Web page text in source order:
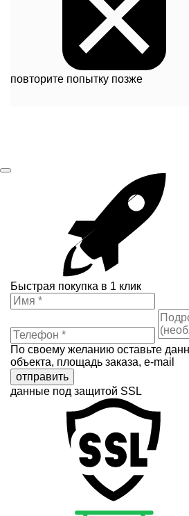
повторите попытку позже
Быстрая покупка в 1 клик
По своему желанию оставьте
объекта, площадь заказа, e-mail
отправить
данные под защитой SSL